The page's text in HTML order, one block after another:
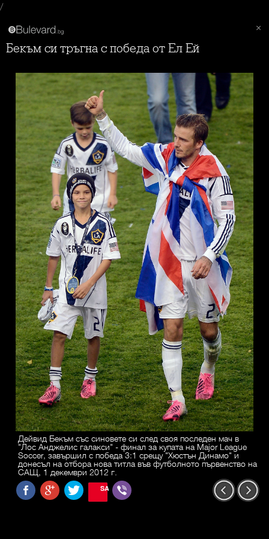
/
Бекъм си тръгна с победа от Ел Ей
Дейвид Бекъм със синовете си след своя последен мач в
"Лос Анджелис галакси" - финал за купата на Major League
Soccer, завършил с победа 3:1 срещу "Хюстън Динамо" и
донесъл на отбора нова титла във футболното първенство на
САЩ, 1 декември 2012 г.
SAVE